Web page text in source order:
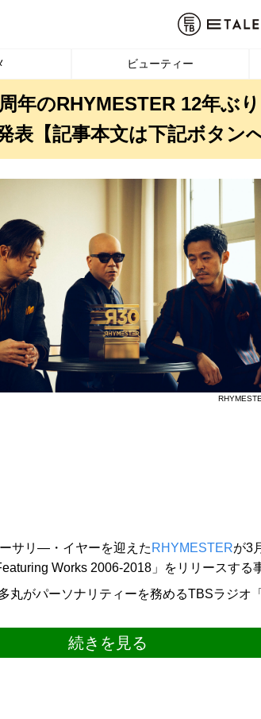
ビューティー
周年のRHYMESTER 12年ぶ
表【記事本文は下記ボタンへ
サリ―・イヤーを迎えた RHYMESTERが3
Works 2006-2018」をリリースする
丸がパーソナリティーを務めるTBSラジオ
続きを見る